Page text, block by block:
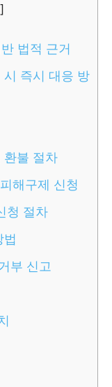
]
법적 근거
시 즉시 대응 방
환불 절차
해구제 신청
청 절차
부 신고